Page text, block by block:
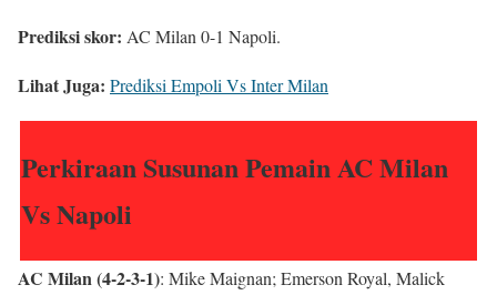
Prediksi skor: AC Milan 0-1 Napoli.
Lihat Juga: Prediksi Empoli Vs Inter Milan
Perkiraan Susunan Pemain AC Milan
Vs Napoli
AC Milan (4-2-3-1): Mike Maignan; Emerson Royal, Malick